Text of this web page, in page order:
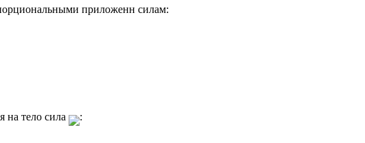
приложенн силам:
на тело сила :